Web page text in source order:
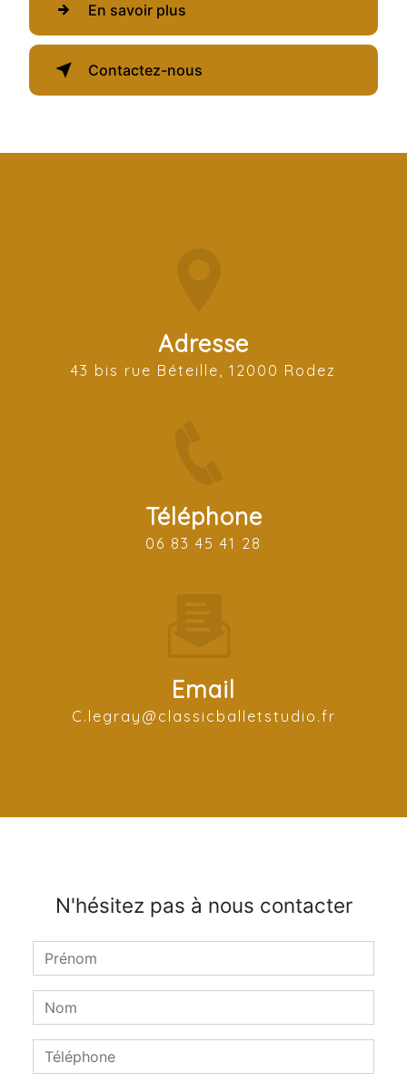
En savoir plus
Contactez-nous
Adresse
43 bis rue Béteille, 12000 Rodez
Téléphone
06 83 45 41 28
Email
c.legray@classicballetstudio.fr
N'hésitez pas à nous contacter